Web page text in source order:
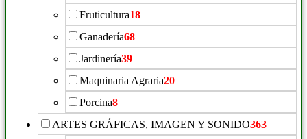
Fruticultura18
Ganadería68
Jardinería39
Maquinaria Agraria20
Porcina8
ARTES GRÁFICAS, IMAGEN Y SONIDO363